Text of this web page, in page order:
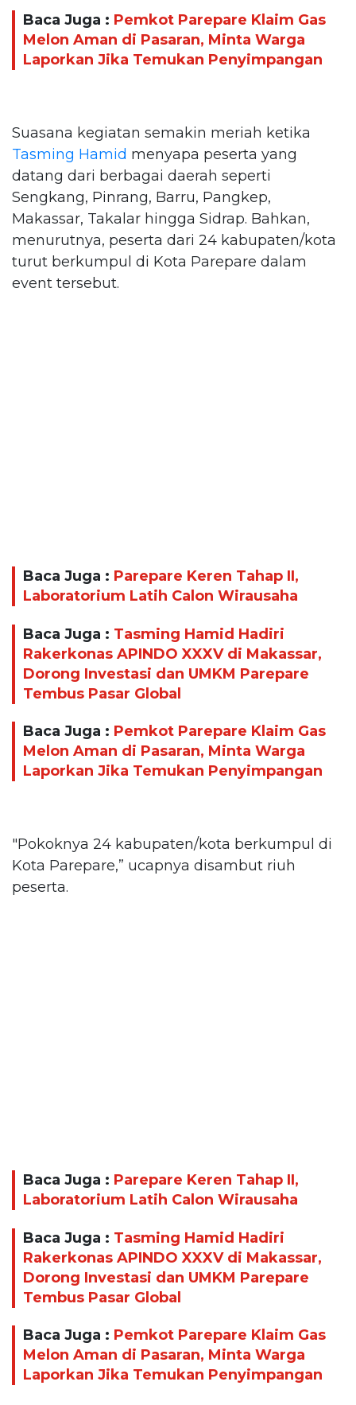
Baca Juga : Pemkot Parepare Klaim Gas
Melon Aman di Pasaran, Minta Warga
Laporkan Jika Temukan Penyimpangan
Suasana kegiatan semakin meriah ketika
Tasming Hamid menyapa peserta yang
datang dari berbagai daerah seperti
Sengkang, Pinrang, Barru, Pangkep,
Makassar, Takalar hingga Sidrap. Bahkan,
menurutnya, peserta dari 24 kabupaten/kota
turut berkumpul di Kota Parepare dalam
event tersebut.
Baca Juga : Parepare Keren Tahap II,
Laboratorium Latih Calon Wirausaha
Baca Juga : Tasming Hamid Hadiri
Rakerkonas APINDO XXXV di Makassar,
Dorong Investasi dan UMKM Parepare
Tembus Pasar Global
Baca Juga : Pemkot Parepare Klaim Gas
Melon Aman di Pasaran, Minta Warga
Laporkan Jika Temukan Penyimpangan
"Pokoknya 24 kabupaten/kota berkumpul di
Kota Parepare,” ucapnya disambut riuh
peserta.
Baca Juga : Parepare Keren Tahap II,
Laboratorium Latih Calon Wirausaha
Baca Juga : Tasming Hamid Hadiri
Rakerkonas APINDO XXXV di Makassar,
Dorong Investasi dan UMKM Parepare
Tembus Pasar Global
Baca Juga : Pemkot Parepare Klaim Gas
Melon Aman di Pasaran, Minta Warga
Laporkan Jika Temukan Penyimpangan